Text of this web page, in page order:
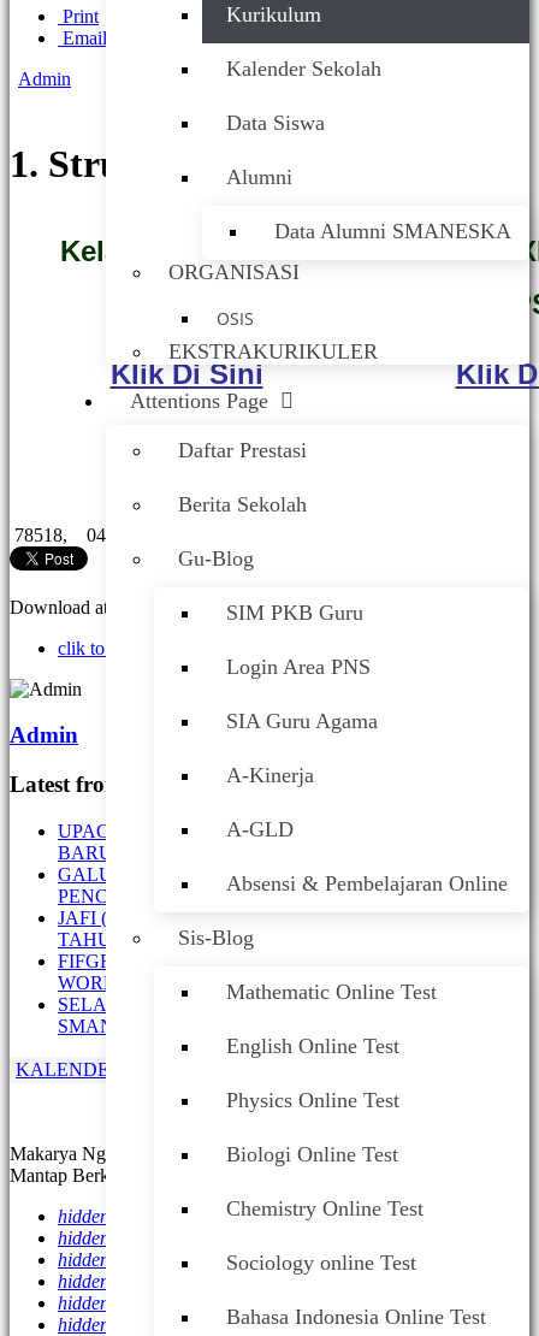
Kurikulum
Kalender Sekolah
Data Siswa
Alumni
Data Alumni SMANESKA
ORGANISASI
OSIS
EKSTRAKURIKULER
Attentions Page
Daftar Prestasi
Berita Sekolah
Gu-Blog
SIM PKB Guru
Login Area PNS
SIA Guru Agama
A-Kinerja
A-GLD
Absensi & Pembelajaran Online
Sis-Blog
Mathematic Online Test
English Online Test
Physics Online Test
Biologi Online Test
Chemistry Online Test
Sociology online Test
Bahasa Indonesia Online Test
Print
Email
Admin
1. Struktur Kurikulum
Kelas X,XI dan XII
Kelas
Klik Di Sini Klik
78518, 04 Dec 2019 ,
Download attachments:
clik to view
Admin
Latest from Admin
UPACARA BENDERA PERDANA TAHUN AJARAN
BARU, SMAN 1 KARANGAN
GALUH AJENG (XII B) SMANESKA SABET JUARA 1
PENCAK SILAT
JAFI (X E) SMANESKA RAIH PESILAT TERBAIK
TAHUN 2026
FIFGROUP CABANG TULUNGAGUNG GELAR
WORKSHOP DI SMANESKA
SELAMAT HARI ANAK NASIONAL TAHUN 2026
SMAN 1 KARANGAN
KALENDER PENDIDIKAN
Makarya Ngesti Kuncaraning Siwi, SMANESKA Maju Terus,
Mantap Berkarya Nyata.
hidden
hidden
hidden
hidden
hidden
hidden